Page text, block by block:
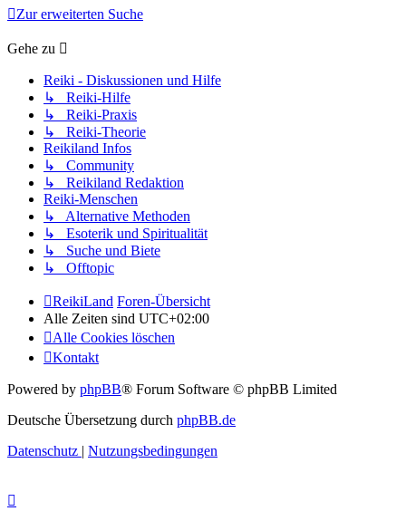
Zur erweiterten Suche
Gehe zu
Reiki - Diskussionen und Hilfe
↳ Reiki-Hilfe
↳ Reiki-Praxis
↳ Reiki-Theorie
Reikiland Infos
↳ Community
↳ Reikiland Redaktion
Reiki-Menschen
↳ Alternative Methoden
↳ Esoterik und Spiritualität
↳ Suche und Biete
↳ Offtopic
ReikiLand Foren-Übersicht
Alle Zeiten sind UTC+02:00
Alle Cookies löschen
Kontakt
Powered by phpBB® Forum Software © phpBB Limited
Deutsche Übersetzung durch phpBB.de
Datenschutz
Nutzungsbedingungen